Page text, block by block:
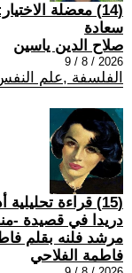
(14) معضلة
سعادة
صلاح الدين ياسين
2026 / 8 / 9
الفلسفة ,علم
(15) قراءة
دريدا في قصيدة -
مرشد فلنه بقلم
فاطمة الفلاحي